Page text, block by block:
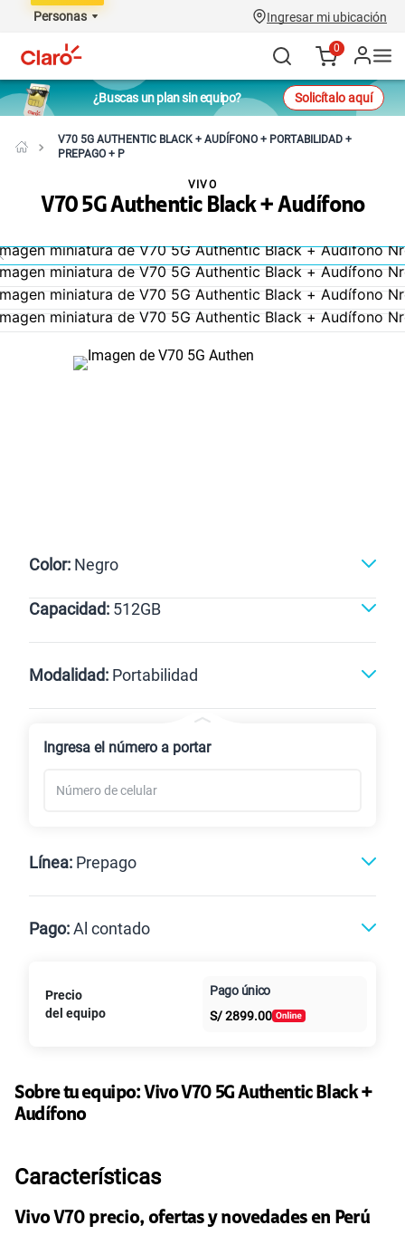
Personas Ingresar mi ubicación
0
¿Buscas un plan sin equipo? Solicítalo aquí
V70 5G AUTHENTIC BLACK + AUDÍFONO + PORTABILIDAD +
PREPAGO + P
V70 5G Authentic Black + Audífono
VIVO
Color: Negro
Dorado
Capacidad: 512GB
512GB
Modalidad: Portabilidad
Renovación
Ingresa el número a portar
Línea: Prepago
Postpago
Pago:Al contado
Al contado Cuotas Claro
intereses
Precio
del equipo
Pago único
S/2899.00
Sobre tu equipo: Vivo V70 5G Authentic Black +
Audífono
Características
Vivo V70 precio, ofertas y novedades en Perú